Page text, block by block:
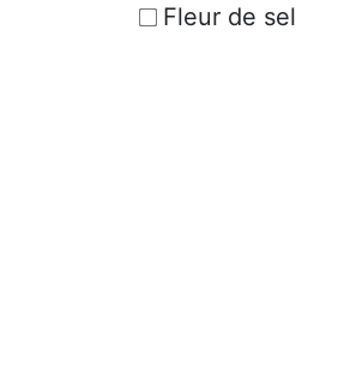
Fleur de sel